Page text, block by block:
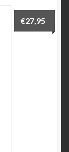
€27,95